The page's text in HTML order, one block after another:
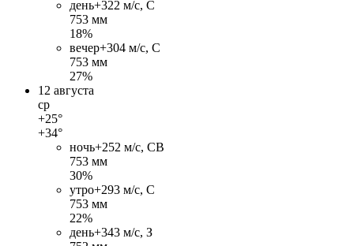
день+322 м/c, С
753 мм
18%
вечер+304 м/c, С
753 мм
27%
12 августа
ср
+25°
+34°
ночь+252 м/c, СВ
753 мм
30%
утро+293 м/c, С
753 мм
22%
день+343 м/c, З